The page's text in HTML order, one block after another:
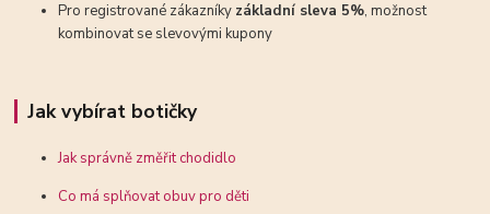
Pro registrované zákazníky základní sleva 5%, možnost
kombinovat se slevovými kupony
Jak vybírat botičky
Jak správně změřit chodidlo
Co má splňovat obuv pro děti